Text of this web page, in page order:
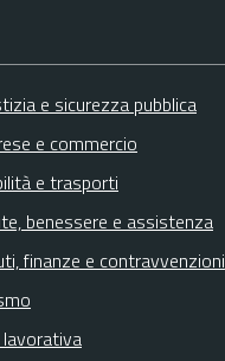
e sicurezza pubblica
e commercio
e trasporti
benessere e assistenza
finanze e contravvenzioni